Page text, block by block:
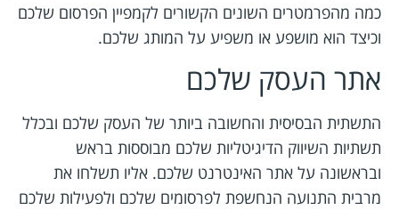
כמה מהפרמטרים השונים הקשורים לקמפיין הפרסום שלכם
וכיצד הוא מושפע או משפיע על המותג שלכם.
אתר העסק שלכם
התשתית הבסיסית והחשובה ביותר של העסק שלכם ובכלל
תשתיות השיווק הדיגיטליות שלכם מבוססות בראש
ובראשונה על אתר האינטרנט שלכם. אליו תשלחו את
מרבית התנועה הנחשפת לפרסומים שלכם ולפעילות שלכם